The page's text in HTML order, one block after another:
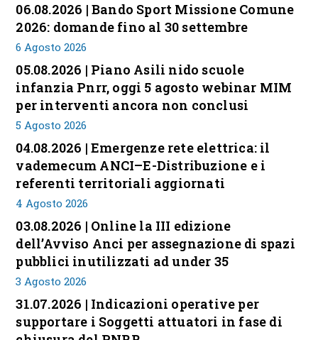
06.08.2026 | Bando Sport Missione Comune
2026: domande fino al 30 settembre
6 Agosto 2026
05.08.2026 | Piano Asili nido scuole
infanzia Pnrr, oggi 5 agosto webinar MIM
per interventi ancora non conclusi
5 Agosto 2026
04.08.2026 | Emergenze rete elettrica: il
vademecum ANCI–E-Distribuzione e i
referenti territoriali aggiornati
4 Agosto 2026
03.08.2026 | Online la III edizione
dell’Avviso Anci per assegnazione di spazi
pubblici inutilizzati ad under 35
3 Agosto 2026
31.07.2026 | Indicazioni operative per
supportare i Soggetti attuatori in fase di